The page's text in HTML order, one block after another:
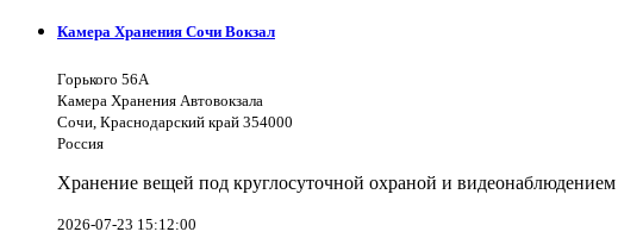
Камера Хранения Сочи Вокзал
Горького 56А
Камера Хранения Автовокзала
Сочи, Краснодарский край 354000
Россия
Хранение вещей под круглосуточной охраной и
2026-07-23 15:12:00